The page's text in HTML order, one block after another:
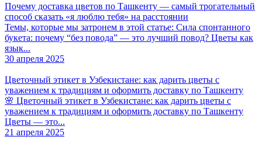
Почему доставка цветов по Ташкенту — самый трогательный
способ сказать «я люблю тебя» на расстоянии
Темы, которые мы затронем в этой статье: Сила спонтанного
букета: почему “без повода” — это лучший повод? Цветы как
язык...
30 апреля 2025
Цветочный этикет в Узбекистане: как дарить цветы с
уважением к традициям и оформить доставку по Ташкенту
🌸 Цветочный этикет в Узбекистане: как дарить цветы с
уважением к традициям и оформить доставку по Ташкенту
Цветы — это...
21 апреля 2025